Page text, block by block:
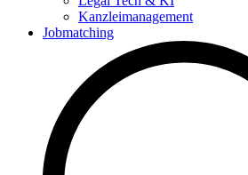
Kanzleimanagement
Jobmatching